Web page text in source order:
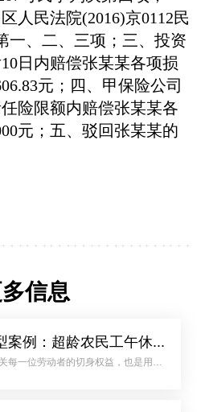
人民法院(2016)京0112民
一、二、三项；三、投资
日内赔偿张某某各项损
元；四、甲保险公司
险限额内赔偿张某某各
元；五、驳回张某某的
信息
重磅典型案例：超龄农民工午休病亡，视同工伤！
每一位劳动者的切身权益，也是用人
防控的核心重点。现如今，平台经济